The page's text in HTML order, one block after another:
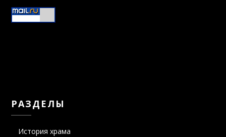
РАЗДЕЛЫ
История храма